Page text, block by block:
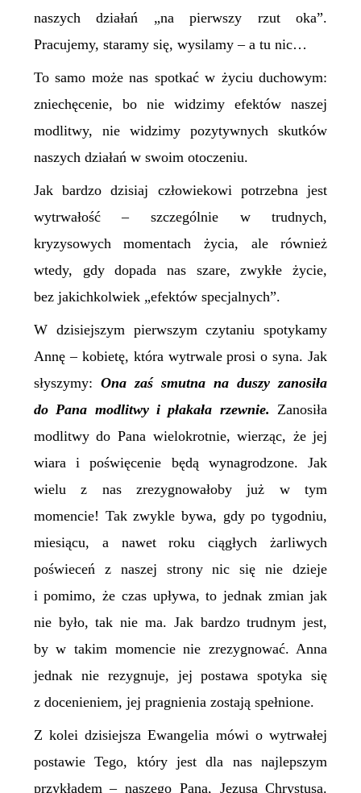
naszych działań „na pierwszy rzut oka”.
Pracujemy, staramy się, wysilamy – a tu nic…
To samo może nas spotkać w życiu duchowym:
zniechęcenie, bo nie widzimy efektów naszej
modlitwy, nie widzimy pozytywnych skutków
naszych działań w swoim otoczeniu.
Jak bardzo dzisiaj człowiekowi potrzebna jest
wytrwałość – szczególnie w trudnych,
kryzysowych momentach życia, ale również
wtedy, gdy dopada nas szare, zwykłe życie,
bez jakichkolwiek „efektów specjalnych”.
W dzisiejszym pierwszym czytaniu spotykamy
Annę – kobietę, która wytrwale prosi o syna. Jak
słyszymy: Ona zaś smutna na duszy zanosiła
do Pana modlitwy i płakała rzewnie.Zanosiła
modlitwy do Pana wielokrotnie, wierząc, że jej
wiara i poświęcenie będą wynagrodzone. Jak
wielu z nas zrezygnowałoby już w tym
momencie! Tak zwykle bywa, gdy po tygodniu,
miesiącu, a nawet roku ciągłych żarliwych
poświeceń z naszej strony nic się nie dzieje
i pomimo, że czas upływa, to jednak zmian jak
nie było, tak nie ma. Jak bardzo trudnym jest,
by w takim momencie nie zrezygnować. Anna
jednak nie rezygnuje, jej postawa spotyka się
z docenieniem, jej pragnienia zostają spełnione.
Z kolei dzisiejsza Ewangelia mówi o wytrwałej
postawie Tego, który jest dla nas najlepszym
przykładem – naszego Pana, Jezusa Chrystusa.